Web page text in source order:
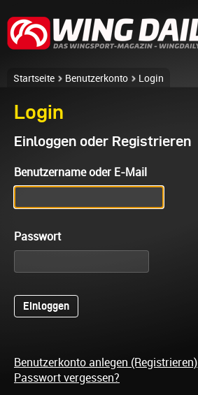
Startseite Benutzerkonto Login
Login
Einloggen oder Registrieren
Benutzername oder E-Mail
Passwort
Benutzerkonto anlegen (Registrieren)
Passwort vergessen?